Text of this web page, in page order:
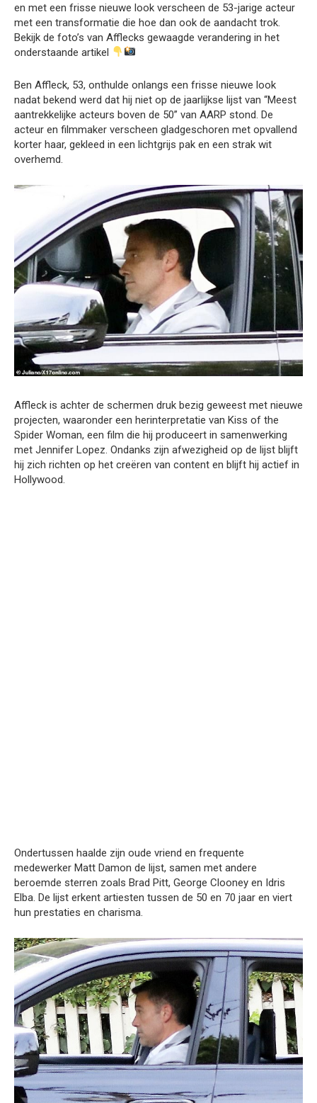
en met een frisse nieuwe look verscheen de 53-jarige acteur
met een transformatie die hoe dan ook de aandacht trok.
Bekijk de foto’s van Afflecks gewaagde verandering in het
onderstaande artikel
Ben Affleck, 53, onthulde onlangs een frisse nieuwe look
nadat bekend werd dat hij niet op de jaarlijkse lijst van “Meest
aantrekkelijke acteurs boven de 50” van AARP stond. De
acteur en filmmaker verscheen gladgeschoren met opvallend
korter haar, gekleed in een lichtgrijs pak en een strak wit
overhemd.
Affleck is achter de schermen druk bezig geweest met nieuwe
projecten, waaronder een herinterpretatie van Kiss of the
Spider Woman, een film die hij produceert in samenwerking
met Jennifer Lopez. Ondanks zijn afwezigheid op de lijst blijft
hij zich richten op het creëren van content en blijft hij actief in
Hollywood.
Ondertussen haalde zijn oude vriend en frequente
medewerker Matt Damon de lijst, samen met andere
beroemde sterren zoals Brad Pitt, George Clooney en Idris
Elba. De lijst erkent artiesten tussen de 50 en 70 jaar en viert
hun prestaties en charisma.